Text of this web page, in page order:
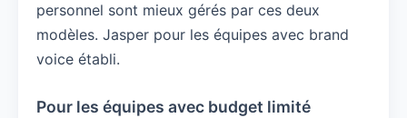
personnel sont mieux gérés par ces deux
modèles. Jasper pour les équipes avec brand
voice établi.
Pour les équipes avec budget limité